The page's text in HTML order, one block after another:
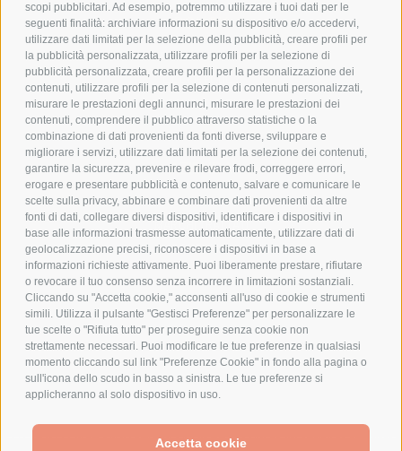
scopi pubblicitari. Ad esempio, potremmo utilizzare i tuoi dati per le
seguenti finalità: archiviare informazioni su dispositivo e/o accedervi,
utilizzare dati limitati per la selezione della pubblicità, creare profili per
la pubblicità personalizzata, utilizzare profili per la selezione di
pubblicità personalizzata, creare profili per la personalizzazione dei
contenuti, utilizzare profili per la selezione di contenuti personalizzati,
misurare le prestazioni degli annunci, misurare le prestazioni dei
contenuti, comprendere il pubblico attraverso statistiche o la
combinazione di dati provenienti da fonti diverse, sviluppare e
migliorare i servizi, utilizzare dati limitati per la selezione dei contenuti,
garantire la sicurezza, prevenire e rilevare frodi, correggere errori,
erogare e presentare pubblicità e contenuto, salvare e comunicare le
scelte sulla privacy, abbinare e combinare dati provenienti da altre
fonti di dati, collegare diversi dispositivi, identificare i dispositivi in
base alle informazioni trasmesse automaticamente, utilizzare dati di
geolocalizzazione precisi, riconoscere i dispositivi in base a
informazioni richieste attivamente. Puoi liberamente prestare, rifiutare
o revocare il tuo consenso senza incorrere in limitazioni sostanziali.
Cliccando su "Accetta cookie," acconsenti all'uso di cookie e strumenti
simili. Utilizza il pulsante "Gestisci Preferenze" per personalizzare le
tue scelte o "Rifiuta tutto" per proseguire senza cookie non
strettamente necessari. Puoi modificare le tue preferenze in qualsiasi
momento cliccando sul link "Preferenze Cookie" in fondo alla pagina o
sull'icona dello scudo in basso a sinistra. Le tue preferenze si
applicheranno al solo dispositivo in uso.
Accetta cookie
POLICY
PRIVACY POLICY
COOKIE POLICY
PAGAMENTI SICURI
AZIENDA
CHI SIAMO
MARCHI TRATTATI
CONDOMINI
Bonifico
Bancario
SPESA ELETTRICA SOCIETA CONSORTILE A RESPONSABILITA LIMITATA - VIALE